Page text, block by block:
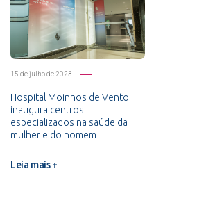
15 de julho de 2023
Hospital Moinhos de Vento
inaugura centros
especializados na saúde da
mulher e do homem
Leia mais +